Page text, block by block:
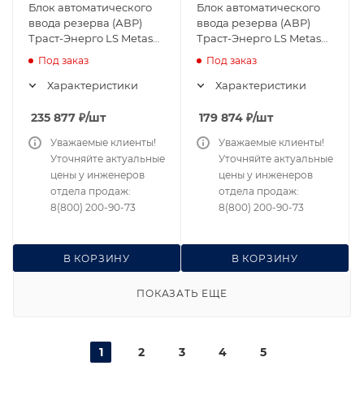
Блок автоматического
ввода резерва (АВР)
Траст-Энерго LS Metasol
Под заказ
Характеристики
235 877 ₽/шт
В КОРЗИНУ
Уважаемые клиенты!
Уточняйте актуальные
цены у инженеров
отдела продаж:
8(800) 200-90-73
Блок автоматического
ввода резерва (АВР)
Траст-Энерго LS Metasol
Под заказ
Характеристики
179 874 ₽/шт
В КОРЗИНУ
Уважаемые клиенты!
Уточняйте актуальные
цены у инженеров
отдела продаж:
8(800) 200-90-73
ПОКАЗАТЬ ЕЩЕ
1 2 3 4 5